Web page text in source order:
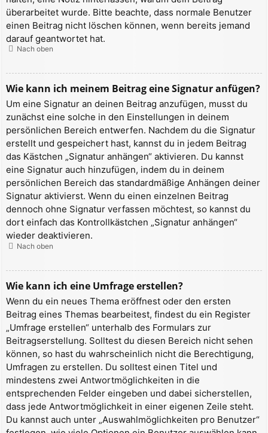
überarbeitet wurde. Bitte beachte, dass normale Benutzer
einen Beitrag nicht löschen können, wenn bereits jemand
darauf geantwortet hat.
Nach oben
Wie kann ich meinem Beitrag eine Signatur anfügen?
Um eine Signatur an deinen Beitrag anzufügen, musst du
zunächst eine solche in den Einstellungen in deinem
persönlichen Bereich entwerfen. Nachdem du die Signatur
erstellt und gespeichert hast, kannst du in jedem Beitrag
das Kästchen „Signatur anhängen“ aktivieren. Du kannst
eine Signatur auch hinzufügen, indem du in deinem
persönlichen Bereich das standardmäßige Anhängen deiner
Signatur aktivierst. Wenn du einen einzelnen Beitrag
dennoch ohne Signatur verfassen möchtest, so kannst du
dort einfach das Kontrollkästchen „Signatur anhängen“
wieder deaktivieren.
Nach oben
Wie kann ich eine Umfrage erstellen?
Wenn du ein neues Thema eröffnest oder den ersten
Beitrag eines Themas bearbeitest, findest du ein Register
„Umfrage erstellen“ unterhalb des Formulars zur
Beitragserstellung. Solltest du diesen Bereich nicht sehen
können, so hast du wahrscheinlich nicht die Berechtigung,
Umfragen zu erstellen. Du solltest einen Titel und
mindestens zwei Antwortmöglichkeiten in die
entsprechenden Felder eingeben und dabei sicherstellen,
dass jede Antwortmöglichkeit in einer eigenen Zeile steht.
Du kannst auch unter „Auswahlmöglichkeiten pro Benutzer“